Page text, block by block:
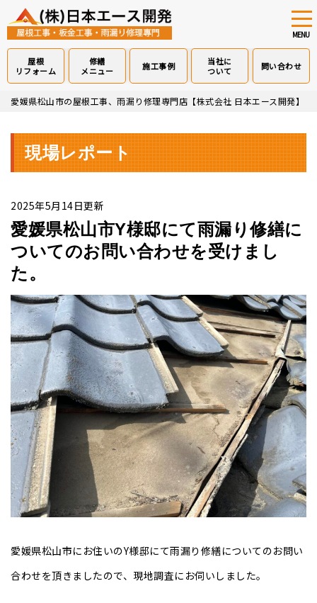
Skip
content
MENU
屋根
リフォーム
修繕
メニュー
施工事例
当社に
ついて
問い合わせ
愛媛県松山市の屋根工事、雨漏り修理専門店【株式会社 日本エース開発】
現場レポート
2025年5月14日更新
愛媛県松山市Y様邸にて雨漏り修繕に
ついてのお問い合わせを受けまし
た。
愛媛県松山市にお住いのY様邸にて雨漏り修繕についてのお問い
合わせを頂きましたので、現地調査にお伺いしました。